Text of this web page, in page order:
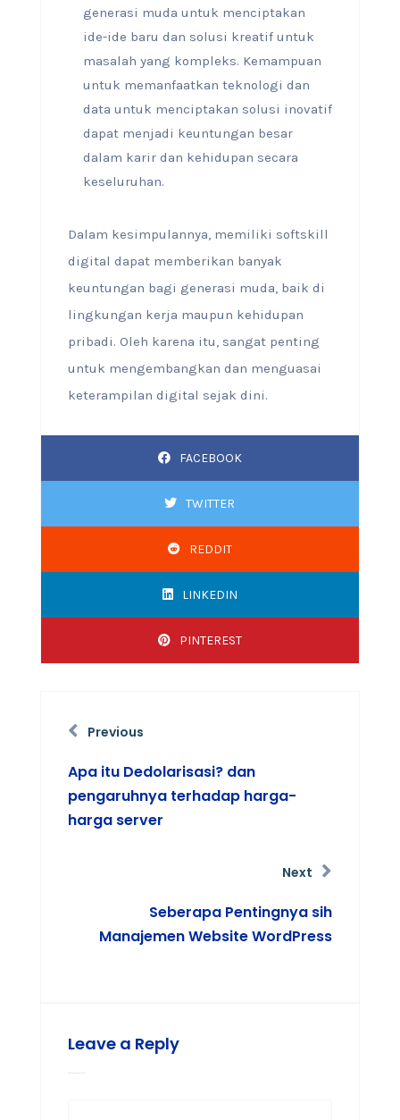
generasi muda untuk menciptakan
ide-ide baru dan solusi kreatif untuk
masalah yang kompleks. Kemampuan
untuk memanfaatkan teknologi dan
data untuk menciptakan solusi inovatif
dapat menjadi keuntungan besar
dalam karir dan kehidupan secara
keseluruhan.
Dalam kesimpulannya, memiliki softskill
digital dapat memberikan banyak
keuntungan bagi generasi muda, baik di
lingkungan kerja maupun kehidupan
pribadi. Oleh karena itu, sangat penting
untuk mengembangkan dan menguasai
keterampilan digital sejak dini.
FACEBOOK
TWITTER
REDDIT
LINKEDIN
PINTEREST
Previous
Apa itu Dedolarisasi? dan
pengaruhnya terhadap harga-
harga server
Next
Seberapa Pentingnya sih
Manajemen Website WordPress
Leave a Reply